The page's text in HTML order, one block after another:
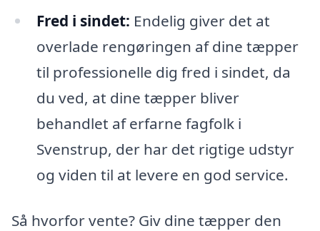
Fred i sindet: Endelig giver det at
overlade rengøringen af dine tæpper
til professionelle dig fred i sindet, da
du ved, at dine tæpper bliver
behandlet af erfarne fagfolk i
Svenstrup, der har det rigtige udstyr
og viden til at levere en god service.
Så hvorfor vente? Giv dine tæpper den